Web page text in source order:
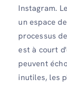
Instagram.
un espace
processus
est à court
peuvent
inutiles, les